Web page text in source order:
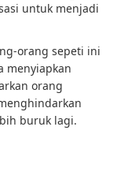
untuk menjadi
orang sepeti ini
menyiapkan
orang
buruk lagi.